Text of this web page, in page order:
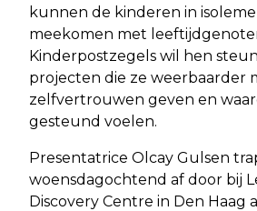
kunnen de kinderen in
meekomen met
Kinderpostzegels wil hen
projecten die ze weerbaarder
zelfvertrouwen geven en
gesteund voelen.
Presentatrice Olcay Gulsen
woensdagochtend af door bij
Discovery Centre in Den Haag